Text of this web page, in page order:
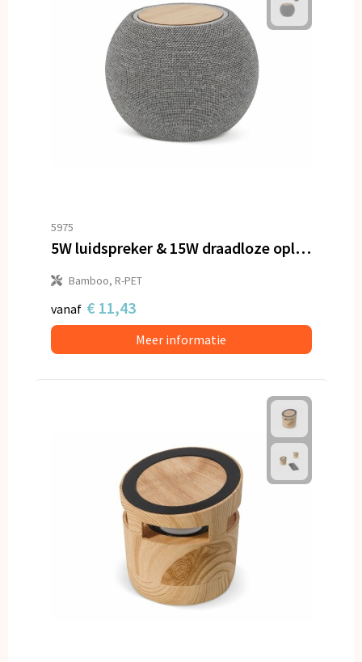
5975
5W luidspreker & 15W draadloze oplader R_PET & bamboe
Bamboo, R-PET
vanaf € 11,43
Meer informatie